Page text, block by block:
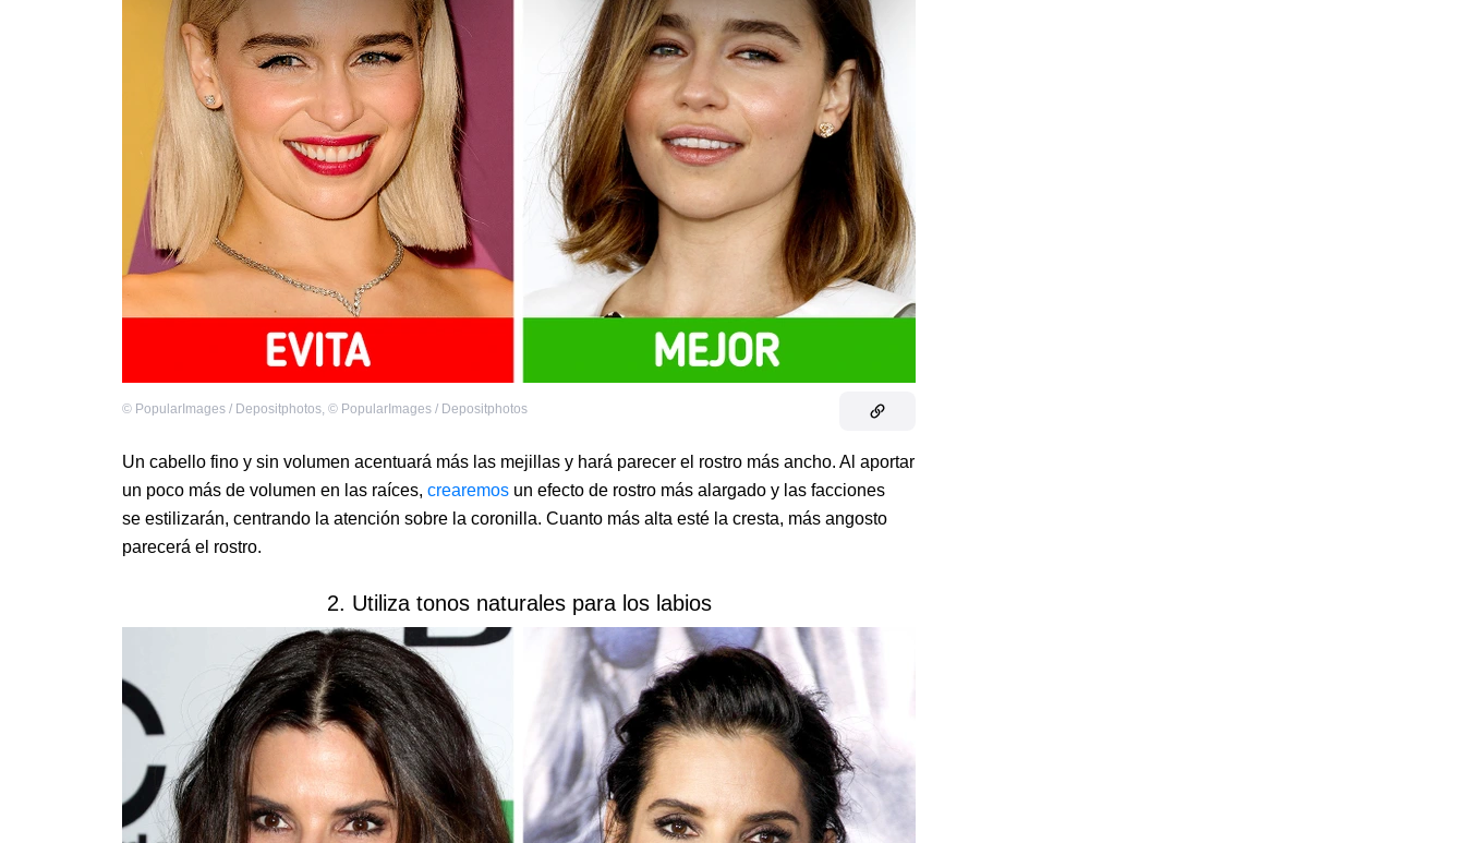
© PopularImages / Depositphotos, © PopularImages / Depositphotos
Un cabello fino y sin volumen acentuará más las mejillas y hará parecer el rostro más ancho. Al aportar
un poco más de volumen en las raíces, crearemos un efecto de rostro más alargado y las facciones
se estilizarán, centrando la atención sobre la coronilla. Cuanto más alta esté la cresta, más angosto
parecerá el rostro.
2. Utiliza tonos naturales para los labios